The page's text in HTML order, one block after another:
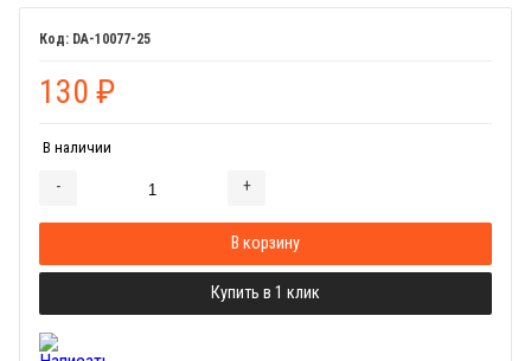
DA-10077-25
130 ₽
В наличии
- +
В корзину
Купить в 1 клик